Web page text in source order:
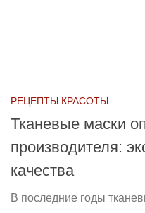
РЕЦЕПТЫ КРАСОТЫ
Тканевые маски
производителя:
качества
В последние годы